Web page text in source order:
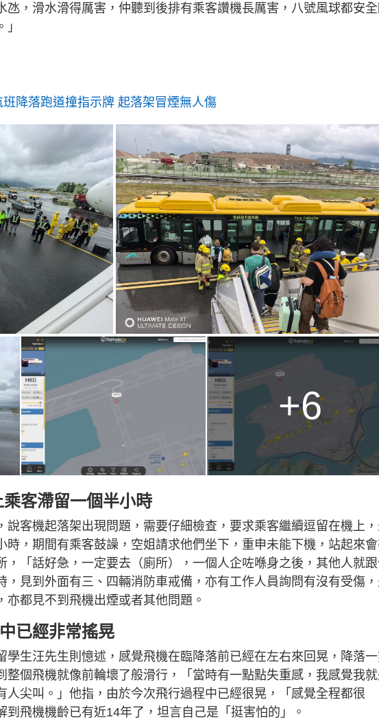
i
氹，滑水滑得厲害，仲聽到後排有乘客讚機長厲害，八號風球都安
降落跑道撞指示牌 起落架冒煙無人傷
+6
客滯留一個半小時
說客機起落架出現問題，需要仔細檢查，要求乘客繼續逗留在機上
時，期間有乘客鼓譟，空姐請求他們坐下，重申未能下機，站起來
，「話好急，一定要去（廁所），一個人企咗喺身之後，其他人就
，見到外面有三、四輛消防車戒備，亦有工作人員詢問有沒有受傷
都見不到飛機出煙或者其他問題。
已經非常搖晃
學生汪先生則憶述，感覺飛機在臨降落前已經在左右來回晃，降落一
整個飛機就像前輪壞了般滑行，「當時有一點點失重感，我感覺我
人尖叫。」他指，由於今次飛行過程中已經很晃，「感覺全程都很
到飛機機齡已有近14年了，坦言自己是「挺害怕的」。